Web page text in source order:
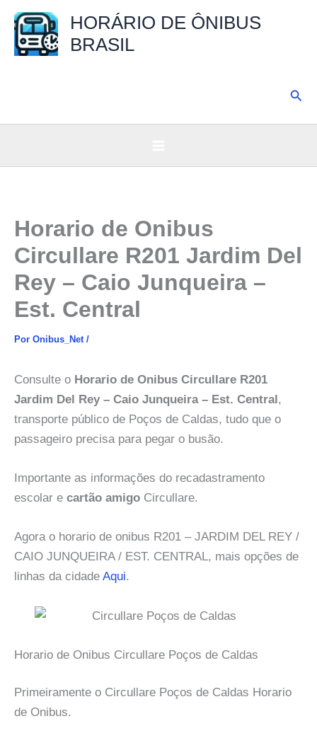
para
HORÁRIO DE ÔNIBUS
BRASIL
Horario de Onibus
Circullare R201 Jardim Del
Rey – Caio Junqueira –
Est. Central
Por Onibus_Net /
Consulte o Horario de Onibus Circullare R201
Jardim Del Rey – Caio Junqueira – Est. Central,
transporte público de Poços de Caldas, tudo que o
passageiro precisa para pegar o busão.
Importante as informações do recadastramento
escolar e cartão amigo Circullare.
Agora o horario de onibus R201 – JARDIM DEL REY /
CAIO JUNQUEIRA / EST. CENTRAL, mais opções de
linhas da cidade Aqui.
Horario de Onibus Circullare Poços de Caldas
Primeiramente o Circullare Poços de Caldas Horario
de Onibus.